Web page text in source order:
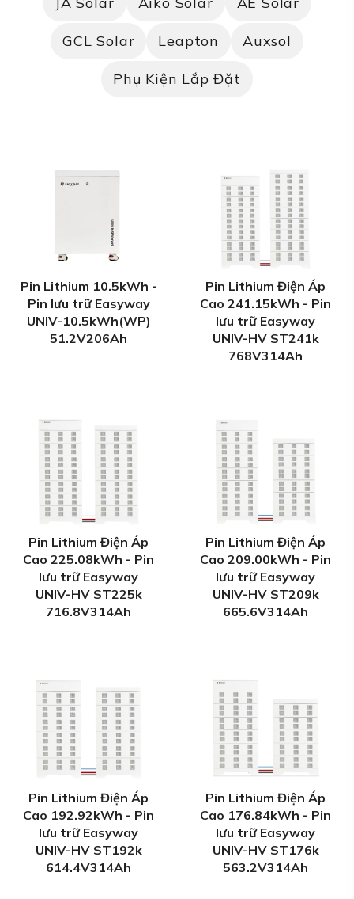
GCL Solar Leapton Auxsol
Phụ Kiện Lắp Đặt
Pin Lithium 10.5kWh -
Pin lưu trữ Easyway
UNIV-10.5kWh(WP)
51.2V206Ah
Pin Lithium Điện Áp
Cao 241.15kWh - Pin
lưu trữ Easyway
UNIV-HV ST241k
768V314Ah
Pin Lithium Điện Áp
Cao 225.08kWh - Pin
lưu trữ Easyway
UNIV-HV ST225k
716.8V314Ah
Pin Lithium Điện Áp
Cao 209.00kWh - Pin
lưu trữ Easyway
UNIV-HV ST209k
665.6V314Ah
Pin Lithium Điện Áp
Cao 192.92kWh - Pin
lưu trữ Easyway
UNIV-HV ST192k
614.4V314Ah
Pin Lithium Điện Áp
Cao 176.84kWh - Pin
lưu trữ Easyway
UNIV-HV ST176k
563.2V314Ah